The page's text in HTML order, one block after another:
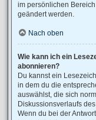
im persönlichen
geändert werden.
Nach oben
Wie kann ich ein
abonnieren?
Du kannst ein
in dem du die
auswählst, die sich
Diskussionsverlaufs
Wenn du bei der